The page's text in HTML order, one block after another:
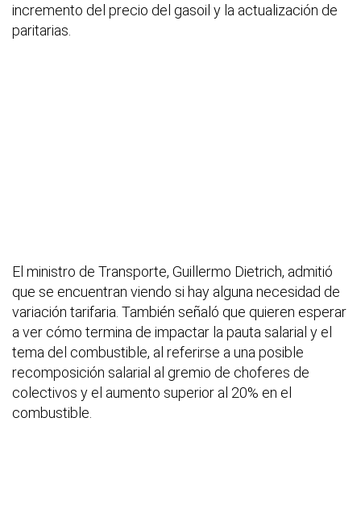
incremento del precio del gasoil y la actualización de
paritarias.
El ministro de Transporte, Guillermo Dietrich, admitió
que se encuentran viendo si hay alguna necesidad de
variación tarifaria. También señaló que quieren esperar
a ver cómo termina de impactar la pauta salarial y el
tema del combustible, al referirse a una posible
recomposición salarial al gremio de choferes de
colectivos y el aumento superior al 20% en el
combustible.